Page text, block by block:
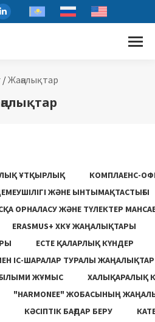
/Жаңалықтар
ҰТҚЫРЛЫҚ
КОМПЛАЕНС-
ЖӘНЕ ЫНТЫМАҚТАСТЫҒЫ
ОРНАЛАСУ ЖƏНЕ ТҮЛЕКТЕР
ERASMUS+ ХКҰ ЖАҢАЛЫҚТАРЫ
ЕСТЕ ҚАЛАРЛЫҚ КҮНДЕР
ІС-ШАРАЛАР ТУРАЛЫ ЖАҢАЛЫҚТАР
ЖҰМЫС
ХАЛЫҚАРАЛЫҚ
"HARMONEE" ЖОБАСЫНЫҢ
КӘСІПТІК БАҒДАР БЕРУ